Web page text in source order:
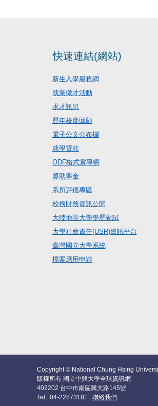
快速連結(網站)
新生入學服務網
就業徵才活動
求才訊息
歷年校慶回顧
電子公文公布欄
就學貸款
ODF格式宣導網
獎助學金
系所評鑑專區
校務財務資訊公開
大陸地區大學學歷甄試
大學社會責任(USR)資訊平台
臺灣國立大學系統
檔案應用申請
Copyright © National Chung Hsing
版權所有 國立中興大學全球資訊網
402202 台中市南區興大路145號
Tel : 04-22873181 聯絡我們